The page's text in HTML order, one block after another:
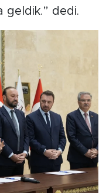
geldik.” dedi.